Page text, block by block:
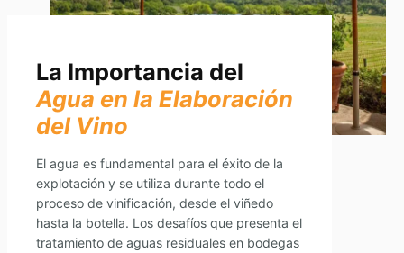
La Importancia del
Agua en la Elaboración
del Vino
El agua es fundamental para el éxito de la
explotación y se utiliza durante todo el
proceso de vinificación, desde el viñedo
hasta la botella. Los desafíos que presenta el
tratamiento de aguas residuales en bodegas